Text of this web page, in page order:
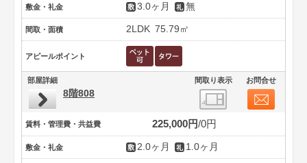
敷金・礼金 3.0ヶ月 無
間取・面積 2LDK 75.79㎡
アピールポイント
部屋詳細 間取り表示 お問合せ
8階808
賃料・管理費・共益費 225,000円 0円
敷金・礼金 2.0ヶ月 1.0ヶ月